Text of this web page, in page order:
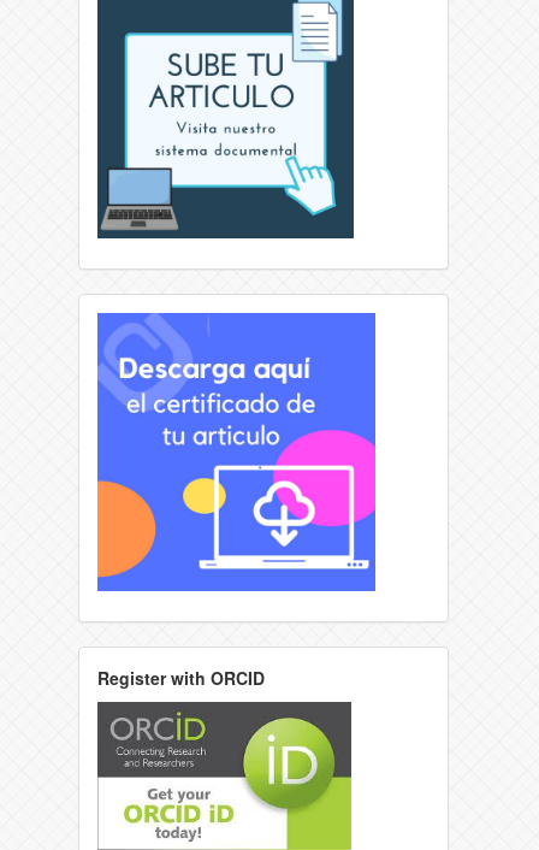
Register with ORCID